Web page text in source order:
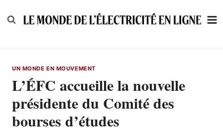
to
UN MONDE EN MOUVEMENT
L’ÉFC accueille la nouvelle
présidente du Comité des
bourses d’études